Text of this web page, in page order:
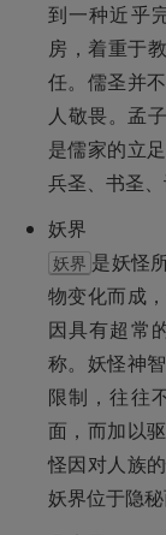
到一种近乎
房，着重于
任。儒圣并
人敬畏。孟
是儒家的立
兵圣、书圣、
妖界 是妖怪
物变化而成
因具有超常
称。妖怪神
限制，往往
面，而加以
怪因对人族
妖界位于隐秘